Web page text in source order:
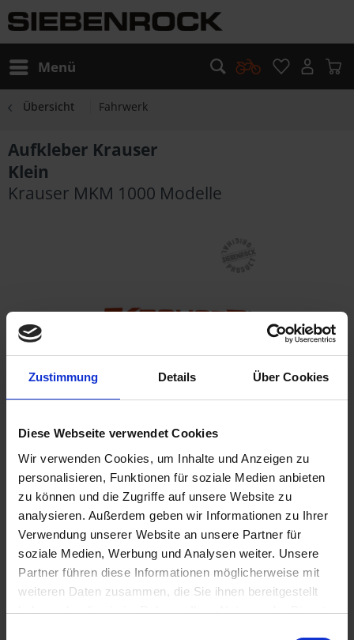
Zustimmung Details Über Cookies
Diese Webseite verwendet Cookies
Wir verwenden Cookies, um Inhalte und Anzeigen zu
personalisieren, Funktionen für soziale Medien anbieten
zu können und die Zugriffe auf unsere Website zu
analysieren. Außerdem geben wir Informationen zu Ihrer
Verwendung unserer Website an unsere Partner für
soziale Medien, Werbung und Analysen weiter. Unsere
Partner führen diese Informationen möglicherweise mit
weiteren Daten zusammen, die Sie ihnen bereitgestellt
haben oder die sie im Rahmen Ihrer Nutzung der Dienste
Menü
Übersicht Fahrwerk
Aufkleber Krauser
Klein
Krauser MKM 1000 Modelle
9,80 €
Sofort versandfertig, Lieferzeit ca. 2-4 Werktage innerhalb
Deutschlands
In denWarenkorb
Merken Bewerten
Artikel Nr.: 17810060